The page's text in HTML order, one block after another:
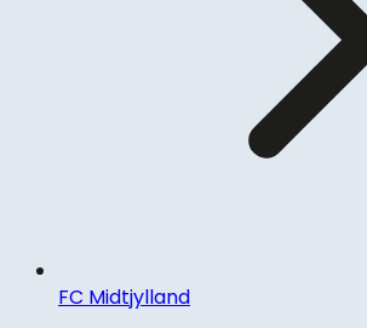
FC Midtjylland